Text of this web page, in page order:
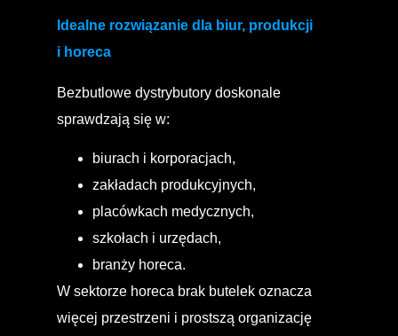
Idealne rozwiązanie dla biur, produkcji
i horeca
Bezbutlowe dystrybutory doskonale
sprawdzają się w:
biurach i korporacjach,
zakładach produkcyjnych,
placówkach medycznych,
szkołach i urzędach,
branży horeca.
W sektorze horeca brak butelek oznacza
więcej przestrzeni i prostszą organizację